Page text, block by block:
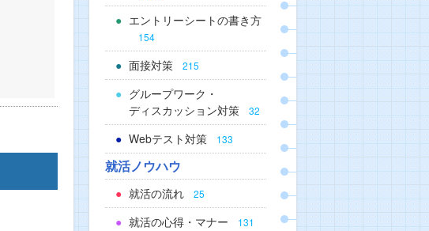
エントリーシートの書き方
154
面接対策 215
グループワーク・
ディスカッション対策
32
Webテスト対策 133
就活ノウハウ
就活の流れ 25
就活の心得・マナー 131